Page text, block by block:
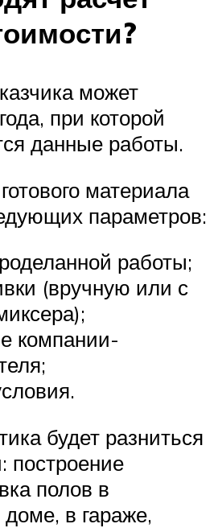
может
при которой
данные работы.
материала
параметров:
работы;
(вручную или с
компании-
будет разниться
построение
полов в
в гараже,